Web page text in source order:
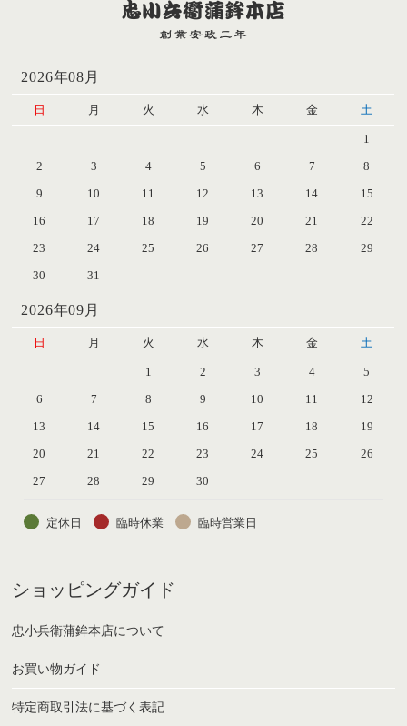
2026年08月
日 月 火 水 木 金 土
1
2
3 4 5 6 7
8
9
10 11 12 13 14
15
16
17 18 19 20 21
22
23
24 25 26 27 28
29
30
31
2026年09月
日 月 火 水 木 金 土
1 2 3 4
5
6
7 8 9 10 11
12
13
14 15 16 17 18
19
20
21 22 23 24 25
26
27
28 29 30
定休日 臨時休業 臨時営業日
ショッピングガイド
忠小兵衛蒲鉾本店について
お買い物ガイド
特定商取引法に基づく表記